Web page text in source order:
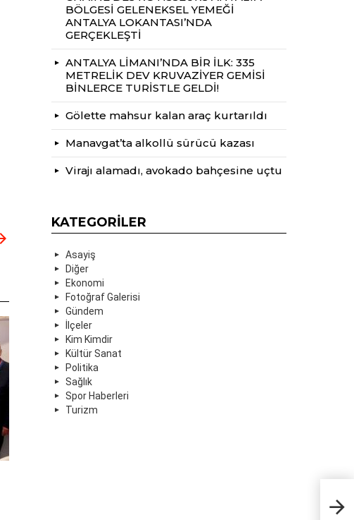
BÖLGESİ GELENEKSEL YEMEĞİ
ANTALYA LOKANTASI’NDA
GERÇEKLEŞTİ
ANTALYA LİMANI’NDA BİR İLK: 335
METRELİK DEV KRUVAZİYER GEMİSİ
BİNLERCE TURİSTLE GELDİ!
Gölette mahsur kalan araç kurtarıldı
Manavgat’ta alkollü sürücü kazası
Virajı alamadı, avokado bahçesine uçtu
KATEGORILER
Asayiş
Diğer
Ekonomi
Fotoğraf Galerisi
Gündem
İlçeler
Kim Kimdir
Kültür Sanat
Politika
Sağlık
Spor Haberleri
Turizm